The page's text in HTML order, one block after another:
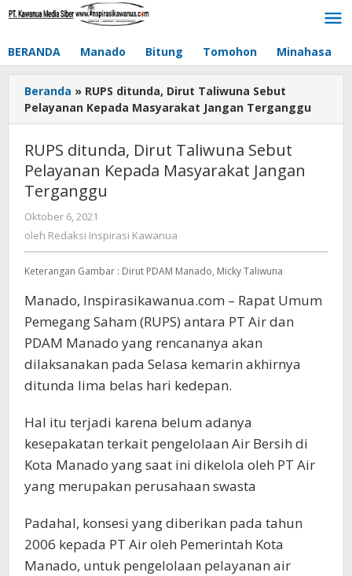
Lewati
BERANDA Manado Bitung Tomohon Minahasa
Beranda » RUPS ditunda, Dirut Taliwuna Sebut
Pelayanan Kepada Masyarakat Jangan Terganggu
RUPS ditunda, Dirut Taliwuna Sebut
Pelayanan Kepada Masyarakat Jangan
Terganggu
Oktober 6, 2021
Redaksi
oleh Redaksi Inspirasi Kawanua
Keterangan Gambar : Dirut PDAM Manado, Micky Taliwuna
Manado, Inspirasikawanua.com – Rapat Umum
Pemegang Saham (RUPS) antara PT Air dan
PDAM Manado yang rencananya akan
dilaksanakan pada Selasa kemarin akhirnya
ditunda lima belas hari kedepan.
Hal itu terjadi karena belum adanya
kesepakatan terkait pengelolaan Air Bersih di
Kota Manado yang saat ini dikelola oleh PT Air
yang merupakan perusahaan swasta
Padahal, konsesi yang diberikan pada tahun
2006 kepada PT Air oleh Pemerintah Kota
Manado, untuk pengelolaan pelayanan air